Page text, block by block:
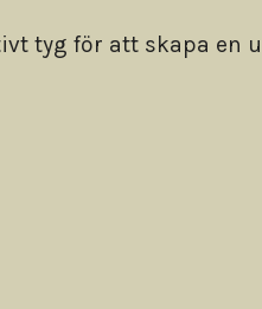
tyg för att skapa en